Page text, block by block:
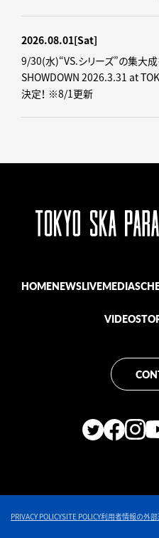
2026.08.01[Sat]
9/30(水)“VS.シリーズ”の集大成
SHOWDOWN 2026.3.31 at
決定！ ※8/1更新
HOMENEWSLIVEMEDIA
VIDEO
PRIVACY POLICYSITE POLICY利用者情報の外